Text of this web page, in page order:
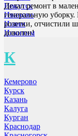
Иркутск
Иваново
Ишим
Искитим
К
Кемерово
Курск
Казань
Калуга
Курган
Краснодар
Делал ремонт в
генеральную
розетки, отчистили
доволен!